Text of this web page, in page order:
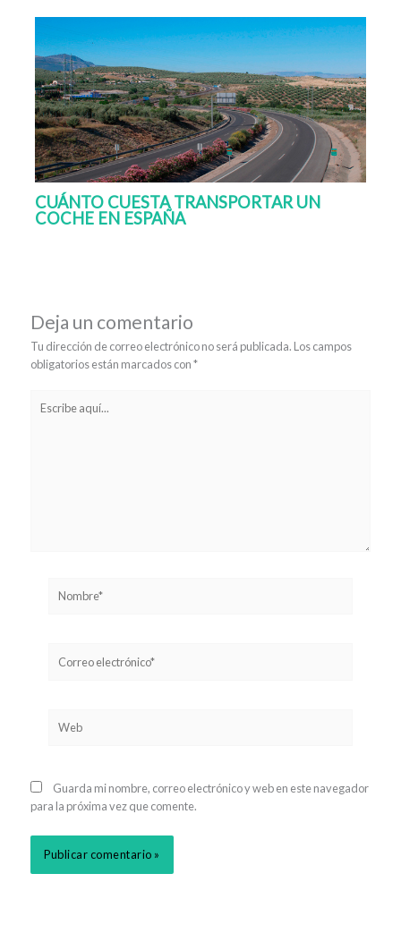
CUÁNTO CUESTA TRANSPORTAR UN
COCHE EN ESPAÑA
Deja un comentario
Tu dirección de correo electrónico no será publicada. Los campos
obligatorios están marcados con*
aquí...
electrónico*
Guarda mi nombre, correo electrónico y web en este navegador
para la próxima vez que comente.